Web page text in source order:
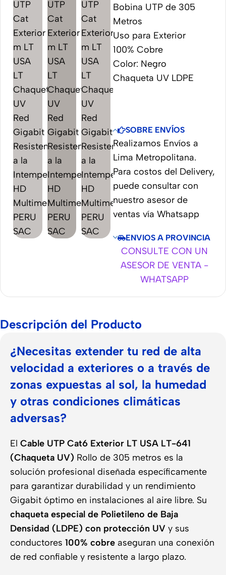
Bobina UTP de 305
Metros
Uso para Exterior
100% Cobre
Color: Negro
Chaqueta UV LDPE
SOBRE ENVÍOS
Realizamos Envíos a
Lima Metropolitana.
Para costos del Delivery,
puede consultar con
nuestro asesor de
ventas vía Whatsapp
ENVIOS A PROVINCIA
CONSULTE CON UN
ASESOR DE VENTA -
WHATSAPP
Descripción del Producto
¿Necesitas extender tu red de alta
velocidad a exteriores o a través de
zonas expuestas al sol, la humedad
y otras condiciones climáticas
adversas?
El Cable UTP Cat6 Exterior LT USA LT-641
(Chaqueta UV) Rollo de 305 metros es la
solución profesional diseñada específicamente
para garantizar durabilidad y un rendimiento
Gigabit óptimo en instalaciones al aire libre. Su
chaqueta especial de Polietileno de Baja
Densidad (LDPE) con protección UV y sus
conductores 100% cobre aseguran una conexión
de red confiable y resistente a largo plazo.